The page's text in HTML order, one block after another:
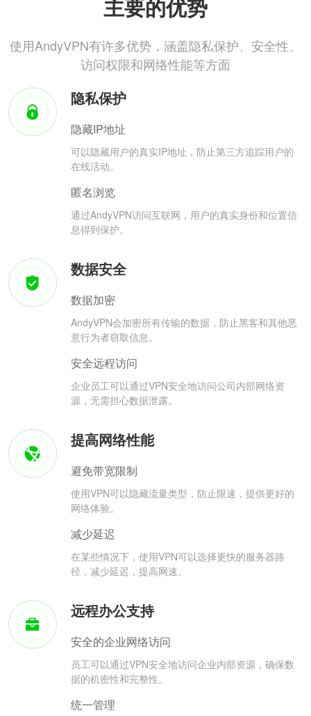
主要的优势
使用AndyVPN有许多优势，涵盖隐私保护、安全性、
访问权限和网络性能等方面
隐私保护
隐藏IP地址
可以隐藏用户的真实IP地址，防止第三方追踪用户的
在线活动。
匿名浏览
通过AndyVPN访问互联网，用户的真实身份和位置信
息得到保护。
数据安全
数据加密
AndyVPN会加密所有传输的数据，防止黑客和其他恶
意行为者窃取信息。
安全远程访问
企业员工可以通过VPN安全地访问公司内部网络资
源，无需担心数据泄露。
提高网络性能
避免带宽限制
使用VPN可以隐藏流量类型，防止限速，提供更好的
网络体验。
减少延迟
在某些情况下，使用VPN可以选择更快的服务器路
径，减少延迟，提高网速。
远程办公支持
安全的企业网络访问
员工可以通过VPN安全地访问企业内部资源，确保数
据的机密性和完整性。
统一管理